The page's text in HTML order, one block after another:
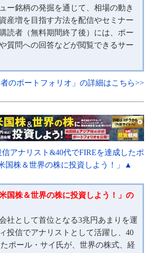
ー銘柄の発掘を通じて、相場の動き
産増を目指す方法を配信やセミナー
読者（無料期間終了後）には、ポー
質問への回答などが閲覧できるサー
のポートフォリオ」の詳細はこちら>>
アナリスト&40代でFIREを達成したポ
国株＆世界の株に投資しよう！」▲
国株＆世界の株に投資しよう！」の
社として首位となる3兆円あまりを運
投信でアナリストとして活躍し、40
ポール・サイ氏が、世界の株式、経